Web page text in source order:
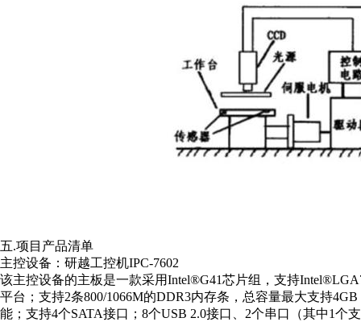
五.项目产品清单
主控设备：研越工控机IPC-7602
该主控设备的主板是一款采用Intel®G41芯片组，支持
平台；支持2条800/1066M的DDR3内存条，总容量最大支持
能；支持4个SATA接口；8个USB 2.0接口、2个串口（其中1个